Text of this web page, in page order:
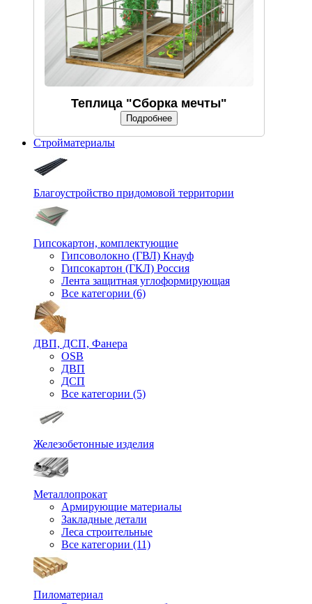
Теплица "Сборка мечты"
Подробнее
Стройматериалы
Благоустройство придомовой территории
Гипсокартон, комплектующие
Гипсоволокно (ГВЛ) Кнауф
Гипсокартон (ГКЛ) Россия
Лента защитная углоформирующая
Все категории (6)
ДВП, ДСП, Фанера
OSB
ДВП
ДСП
Все категории (5)
Железобетонные изделия
Металлопрокат
Армирующие материалы
Закладные детали
Леса строительные
Все категории (11)
Пиломатериал